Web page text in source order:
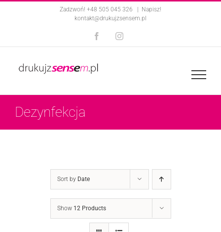
Zadzwoń! +48 505 045 326
Napisz!
kontakt@drukujzsensem.pl
FacebookInstagram
Dezynfekcja
Sort by Date
Show 12 Products